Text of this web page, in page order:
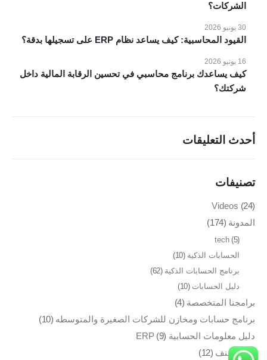
الشركات؟
القيود المحاسبية: كيف يساعد نظام ERP على تسجيلها بدقة؟
30 يونيو 2026
كيف يساعدك برنامج محاسبي في تحسين الرقابة المالية داخل
شركتك؟
16 يونيو 2026
أحدث التعليقات
تصنيفات
Videos (24)
المدونة (174)
tech(5)
الحسابات الذكية (10)
برنامج الحسابات الذكية (62)
دليل الحسابات (10)
برامجنا المتخصصة (4)
برنامج حسابات ومخازن للشركات الصغيرة والمتوسطه (10)
دليل معلومات الحسابية ERP (9)
غير مصنف (12)
شركات المقاولات والإنشاءات
شركات الاستثمار العقاري
شركات التجارة والتوزيع
الصناعات الصغيرة
منظومة الفاتورة الإلكترونية
تواصل معنا
مدينة نصر، ميدان الساعة، 26 شارع النزهة، مكتب رقم 63
تليفون : 01149996875
بريد الكتروني : info@vokoerp.com
روابط التواصل
VokoERP © 2023. All Rights Reserved. Owned by BUSINESS